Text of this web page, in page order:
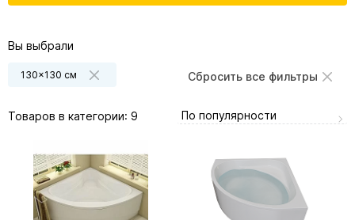
Вы выбрали
130x130 см Сбросить все фильтры
Товаров в категории: 9 По популярности